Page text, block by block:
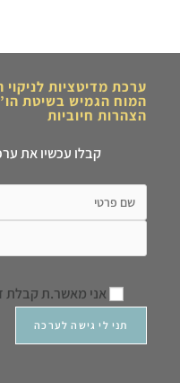
ערכת מדיטציות
המוח הגמיש בשיטת
הצהרות חיוביות
קבלו עכשיו את
אני מאשר.ת קבלת